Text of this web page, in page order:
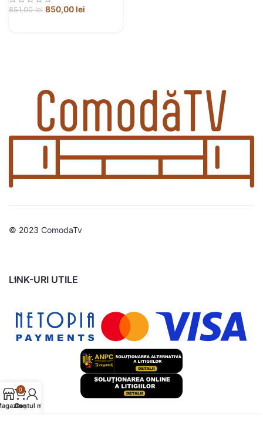
851,00lei 850,00 lei
© 2023 ComodaTv
LINK-URI UTILE
0
Coș
Contul meu